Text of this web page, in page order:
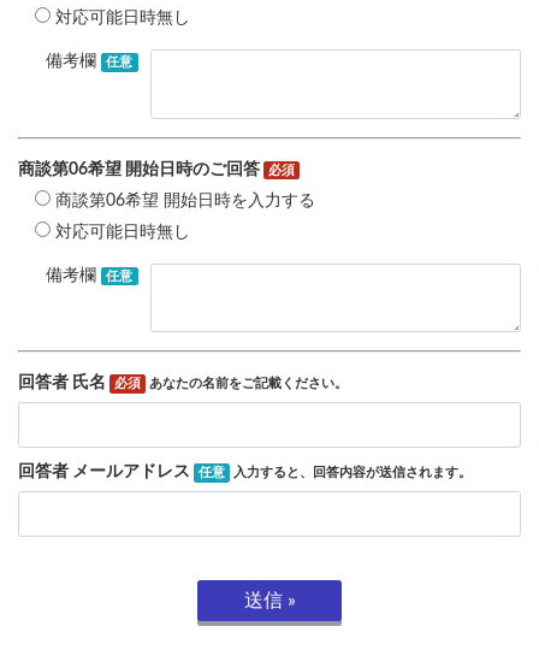
対応可能日時無し
備考欄 任意
商談第06希望 開始日時のご回答 必須
商談第06希望 開始日時を入力する
対応可能日時無し
備考欄 任意
回答者 氏名 必須 あなたの名前をご記載ください。
回答者 メールアドレス 任意 入力すると、回答内容が送信されます。
送信 »